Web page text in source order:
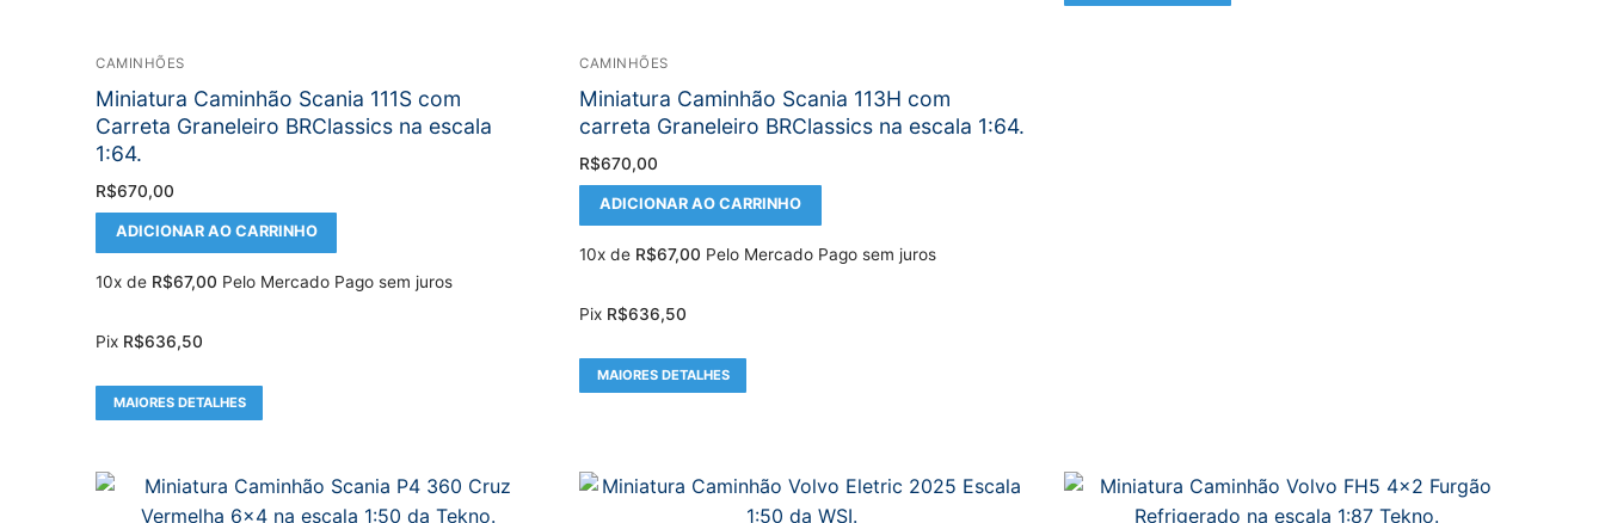
CAMINHÕES
Miniatura Caminhão Scania 111S com
Carreta Graneleiro BRClassics na escala
1:64.
R$670,00
ADICIONAR AO CARRINHO
10x de R$67,00 Pelo Mercado Pago sem juros
Pix R$636,50
MAIORES DETALHES
CAMINHÕES
Miniatura Caminhão Scania 113H com
carreta Graneleiro BRClassics na escala 1:64.
R$670,00
ADICIONAR AO CARRINHO
10x de R$67,00 Pelo Mercado Pago sem juros
Pix R$636,50
MAIORES DETALHES